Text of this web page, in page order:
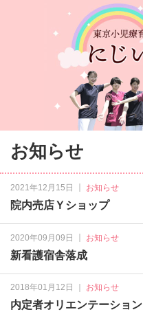
お知らせ
2021年12月15日 お知らせ
院内売店Ｙショップ
2020年09月09日 ｜ お知らせ
新看護宿舎落成
2018年01月12日 ｜ お知らせ
内定者オリエンテーション